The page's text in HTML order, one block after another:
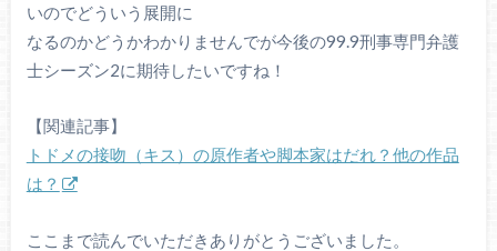
いのでどういう展開に
なるのかどうかわかりませんでが今後の99.9刑事専門弁護
士シーズン2に期待したいですね！
【関連記事】
トドメの接吻（キス）の原作者や脚本家はだれ？他の作品
は？
ここまで読んでいただきありがとうございました。